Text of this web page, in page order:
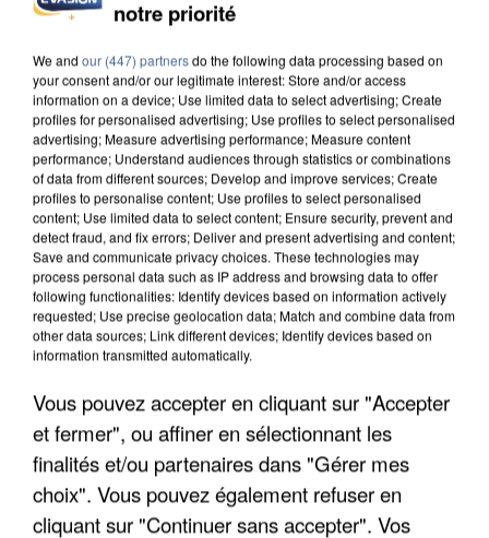
L’UN DES FONDATEURS SUPPOSÉS DE LA DZ
MAFIA INTERPELLÉ EN ALGÉRIE
UN SECOND CADRE DE LA DZ MAFIA
INTERPELLÉ EN ALGÉRIE
notre priorité
We and our (447) partnersdo the following data processing based on
your consent and/or our legitimate interest: Store and/or access
information on a device; Use limited data to select advertising; Create
profiles for personalised advertising; Use profiles to select personalised
advertising; Measure advertising performance; Measure content
performance; Understand audiences through statistics or combinations
of data from different sources; Develop and improve services; Create
profiles to personalise content; Use profiles to select personalised
content; Use limited data to select content; Ensure security, prevent and
detect fraud, and fix errors; Deliver and present advertising and content;
Save and communicate privacy choices. These technologies may
process personal data such as IP address and browsing data to offer
following functionalities: Identify devices based on information actively
requested; Use precise geolocation data; Match and combine data from
other data sources; Link different devices; Identify devices based on
information transmitted automatically.
Vous pouvez accepter en cliquant sur "Accepter
et fermer", ou affiner en sélectionnant les
finalités et/ou partenaires dans "Gérer mes
choix". Vous pouvez également refuser en
cliquant sur "Continuer sans accepter". Vos